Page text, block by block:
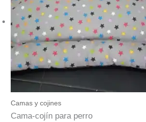
Camas y cojines
Cama-cojín para perro